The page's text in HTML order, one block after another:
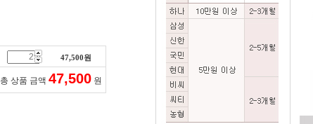
47,500원
총 상품 금액 47,500 원